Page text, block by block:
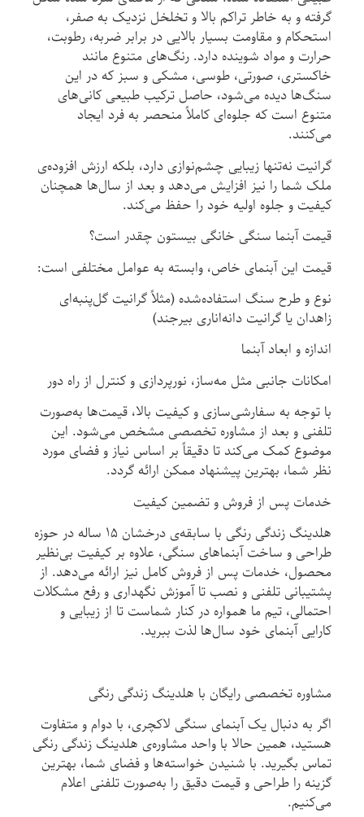
گرفته و به خاطر تراکم بالا و تخلخل نزدیک به صفر،
استحکام و مقاومت بسیار بالایی در برابر ضربه، رطوبت،
حرارت و مواد شوینده دارد. رنگ‌های متنوع مانند
خاکستری، صورتی، طوسی، مشکی و سبز که در این
سنگ‌ها دیده می‌شود، حاصل ترکیب طبیعی کانی‌های
متنوع است که جلوه‌ای کاملاً منحصر به فرد ایجاد
می‌کنند.
گرانیت نه‌تنها زیبایی چشم‌نوازی دارد، بلکه ارزش افزوده‌ی
ملک شما را نیز افزایش می‌دهد و بعد از سال‌ها همچنان
کیفیت و جلوه اولیه خود را حفظ می‌کند.
قیمت آبنما سنگی خانگی بیستون چقدر است؟
قیمت این آبنمای خاص، وابسته به عوامل مختلفی است:
نوع و طرح سنگ استفاده‌شده (مثلاً گرانیت گل‌پنبه‌ای
زاهدان یا گرانیت دانه‌اناری بیرجند)
اندازه و ابعاد آبنما
امکانات جانبی مثل مه‌ساز، نورپردازی و کنترل از راه دور
با توجه به سفارشی‌سازی و کیفیت بالا، قیمت‌ها به‌صورت
تلفنی و بعد از مشاوره تخصصی مشخص می‌شود. این
موضوع کمک می‌کند تا دقیقاً بر اساس نیاز و فضای مورد
نظر شما، بهترین پیشنهاد ممکن ارائه گردد.
خدمات پس از فروش و تضمین کیفیت
هلدینگ زندگی رنگی با سابقه‌ی درخشان ۱۵ ساله در حوزه
طراحی و ساخت آبنماهای سنگی، علاوه بر کیفیت بی‌نظیر
محصول، خدمات پس از فروش کامل نیز ارائه می‌دهد. از
پشتیبانی تلفنی و نصب تا آموزش نگهداری و رفع مشکلات
احتمالی، تیم ما همواره در کنار شماست تا از زیبایی و
کارایی آبنمای خود سال‌ها لذت ببرید.
مشاوره تخصصی رایگان با هلدینگ زندگی رنگی
اگر به دنبال یک آبنمای سنگی لاکچری، با دوام و متفاوت
هستید، همین حالا با واحد مشاوره‌ی هلدینگ زندگی رنگی
تماس بگیرید. با شنیدن خواسته‌ها و فضای شما، بهترین
گزینه را طراحی و قیمت دقیق را به‌صورت تلفنی اعلام
می‌کنیم.